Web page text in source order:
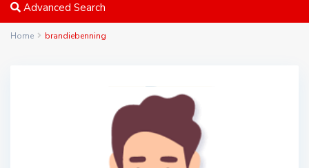
Advanced Search
Home brandiebenning